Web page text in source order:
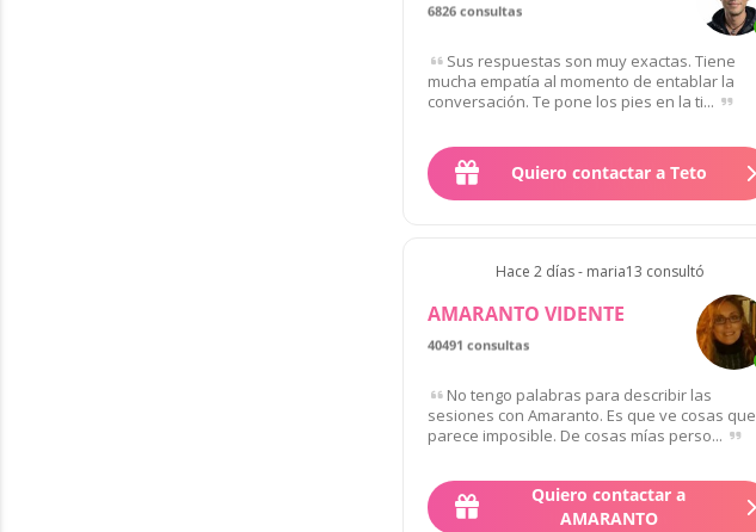
6826 consultas
Sus respuestas son muy exactas. Tiene
mucha empatía al momento de entablar la
conversación. Te pone los pies en la ti...
Quiero contactar a Teto
Hace 2 días - maria13 consultó
AMARANTO VIDENTE
40491 consultas
No tengo palabras para describir las
sesiones con Amaranto. Es que ve cosas que
parece imposible. De cosas mías perso...
Quiero contactar a
AMARANTO